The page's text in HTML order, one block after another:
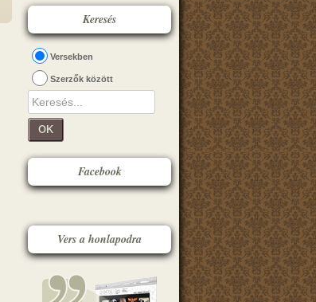
Keresés
Versekben
Szerzők között
OK
Facebook
Vers a honlapodra